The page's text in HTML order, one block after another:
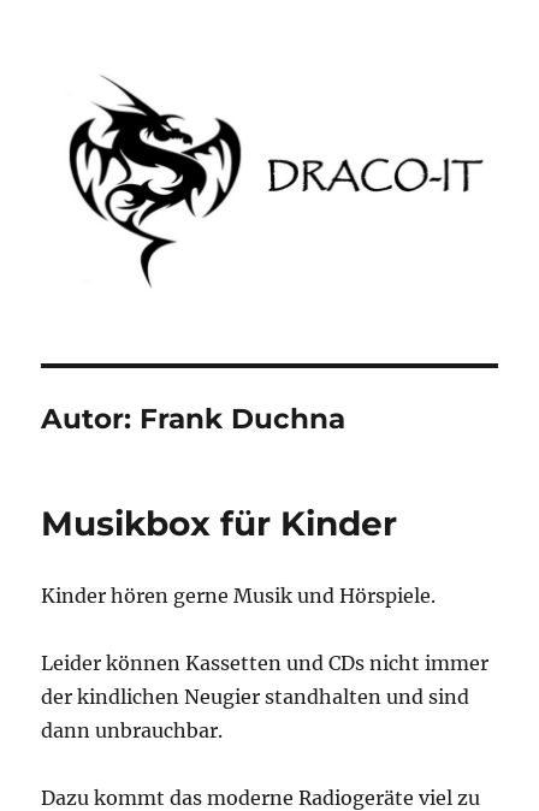
DRACO-IT
Autor: Frank Duchna
Musikbox für Kinder
Kinder hören gerne Musik und Hörspiele.
Leider können Kassetten und CDs nicht immer
der kindlichen Neugier standhalten und sind
dann unbrauchbar.
Dazu kommt das moderne Radiogeräte viel zu